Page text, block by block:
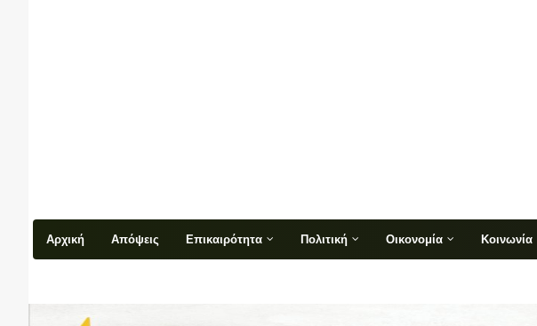
Αρχική Απόψεις Επικαιρότητα Πολιτική Οικονομία Κοινωνία